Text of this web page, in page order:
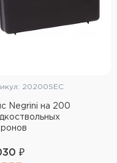
20200SEC
Negrini на 200
₽